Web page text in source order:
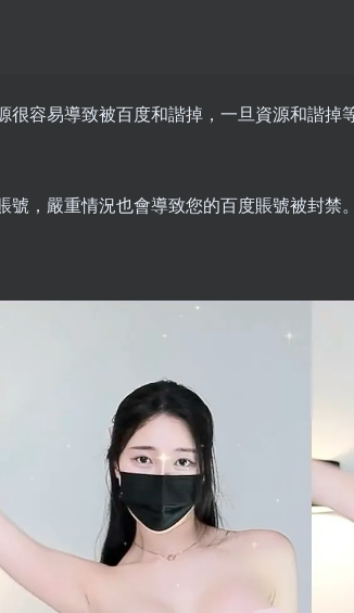
很容易導致被百度和諧掉，一旦資源和諧
，嚴重情況也會導致您的百度賬號被封禁